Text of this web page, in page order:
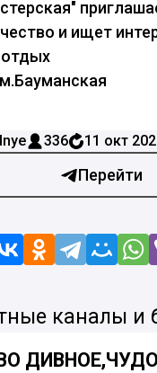
и ищет
Перейти
336 11 окт
каналы и